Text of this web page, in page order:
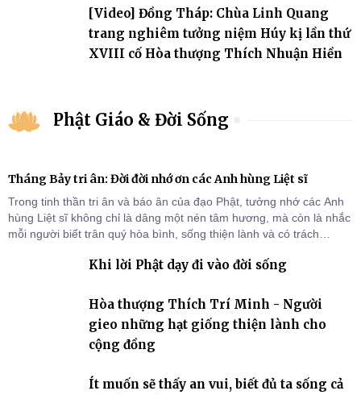
[Video] Đồng Tháp: Chùa Linh Quang
trang nghiêm tưởng niệm Húy kị lần thứ
XVIII cố Hòa thượng Thích Nhuận Hiền
Phật Giáo & Đời Sống
Tháng Bảy tri ân: Đời đời nhớ ơn các Anh hùng Liệt sĩ
Trong tinh thần tri ân và báo ân của đạo Phật, tưởng nhớ các Anh
hùng Liệt sĩ không chỉ là dâng một nén tâm hương, mà còn là nhắc
mỗi người biết trân quý hòa bình, sống thiện lành và có trách
Khi lời Phật dạy đi vào đời sống
Hòa thượng Thích Trí Minh - Người
gieo những hạt giống thiện lành cho
cộng đồng
Ít muốn sẽ thấy an vui, biết đủ ta sống cả